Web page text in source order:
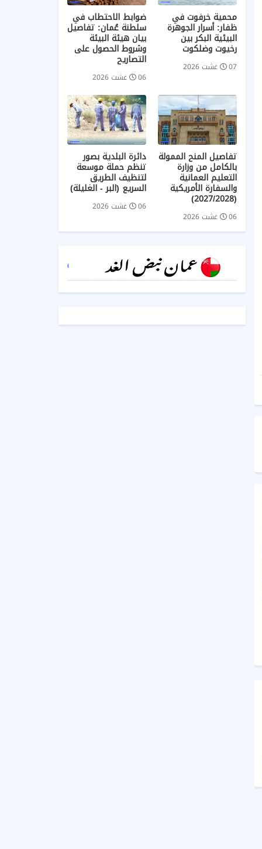
محمية خرفوت في
ظفار: أسرار الجوهرة
البيئية البكر بين
رخيوت وضلكوت
07 غشت 2026
ضوابط الاحتطاب في
سلطنة عُمان: تفاصيل
بيان هيئة البيئة
وشروط الحصول على
التصاريح
06 غشت 2026
تفاصيل المنح الممولة
بالكامل من وزارة
التعليم العمانية
والسفارة الأمريكية
(2027/2028)
06 غشت 2026
دائرة البلدية بصور
تنظم حملة موسعة
لتنظيف الطريق
السريع (البر - الغليلة)
06 غشت 2026